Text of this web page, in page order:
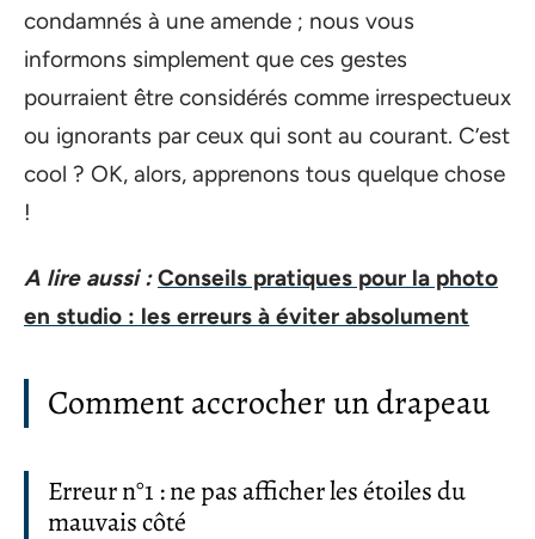
condamnés à une amende ; nous vous
informons simplement que ces gestes
pourraient être considérés comme irrespectueux
ou ignorants par ceux qui sont au courant. C’est
cool ? OK, alors, apprenons tous quelque chose
!
A lire aussi : Conseils pratiques pour la photo
en studio : les erreurs à éviter absolument
Comment accrocher un drapeau
Erreur n°1 : ne pas afficher les étoiles du
mauvais côté